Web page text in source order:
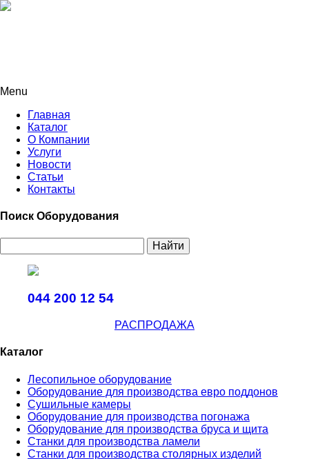
Menu
Главная
Каталог
О Компании
Услуги
Новости
Статьи
Контакты
Поиск Оборудования
Найти
044 200 12 54
РАСПРОДАЖА
Каталог
Лесопильное оборудование
Оборудование для производства евро поддонов
Сушильные камеры
Оборудование для производства погонажа
Оборудование для производства бруса и щита
Станки для производства ламели
Станки для производства столярных изделий